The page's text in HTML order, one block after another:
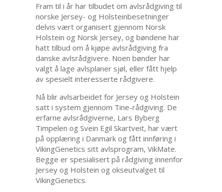
Fram til i år har tilbudet om avlsrådgiving til
norske Jersey- og Holsteinbesetninger
delvis vært organisert gjennom Norsk
Holstein og Norsk Jersey, og bøndene har
hatt tilbud om å kjøpe avlsrådgiving fra
danske avlsrådgivere. Noen bønder har
valgt å lage avlsplaner sjøl, eller fått hjelp
av spesielt interesserte rådgivere.
Nå blir avlsarbeidet for Jersey og Holstein
satt i system gjennom Tine-rådgiving. De
erfarne avlsrådgiverne, Lars Byberg
Timpelen og Svein Egil Skartveit, har vært
på opplæring i Danmark og fått innføring i
VikingGenetics sitt avlsprogram, VikMate.
Begge er spesialisert på rådgiving innenfor
Jersey og Holstein og okseutvalget til
VikingGenetics.